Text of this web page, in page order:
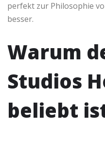
perfekt zur Philosophie
besser.
Warum
Studios
beliebt